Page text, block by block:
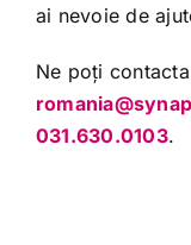
ai nevoie de
Ne poți
031.630.0103.